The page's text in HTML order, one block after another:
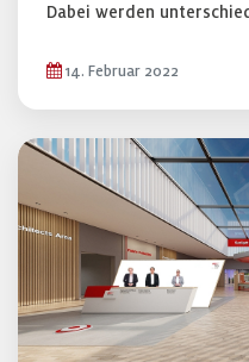
Dabei werden
14. Februar 2022